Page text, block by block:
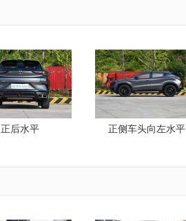
正后水平 正侧车头向左水平